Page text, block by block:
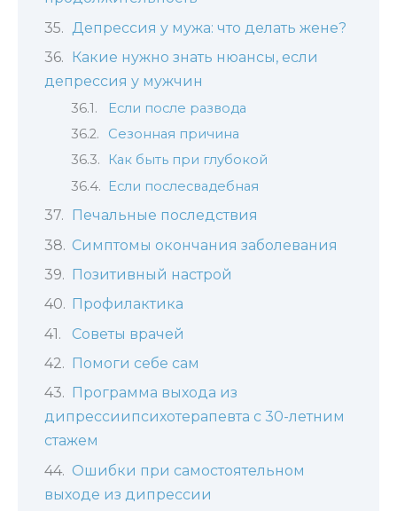
Депрессия у мужа: что делать жене?
Какие нужно знать нюансы, если
депрессия у мужчин
Если после развода
Сезонная причина
Как быть при глубокой
Если послесвадебная
Печальные последствия
Симптомы окончания заболевания
Позитивный настрой
Профилактика
Советы врачей
Помоги себе сам
Программа выхода из
дипрессиипсихотерапевта с 30-летним
стажем
Ошибки при самостоятельном
выходе из дипрессии